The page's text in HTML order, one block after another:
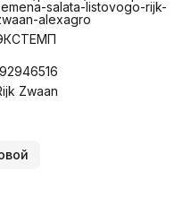
salata-listovogo-rijk-
alexagro
Zwaan